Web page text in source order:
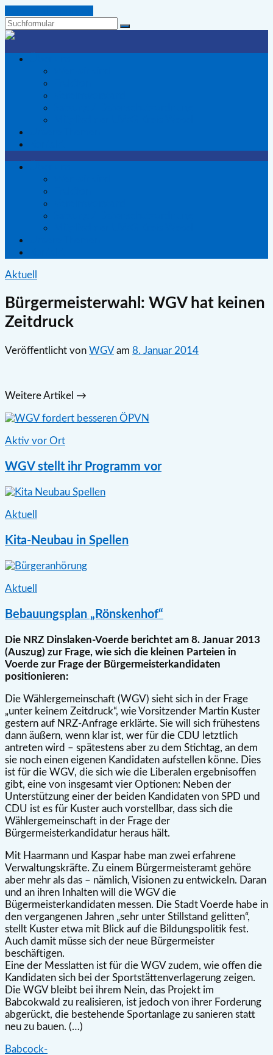
Suchen
Wir
Wählergemeinschaft
Voerde
Aktuell
Bürgermeisterwahl: WGV hat keinen
Zeitdruck
Veröffentlicht von WGV am 8. Januar 2014
Weitere Artikel →
Aktiv vor Ort
WGV stellt ihr Programm vor
Aktuell
Kita-Neubau in Spellen
Aktuell
Bebauungsplan „Rönskenhof“
Die NRZ Dinslaken-Voerde berichtet am 8. Januar 2013
(Auszug) zur Frage, wie sich die kleinen Parteien in
Voerde zur Frage der Bürgermeisterkandidaten
positionieren:
Die Wählergemeinschaft (WGV) sieht sich in der Frage
„unter keinem Zeitdruck“, wie Vorsitzender Martin Kuster
gestern auf NRZ-Anfrage erklärte. Sie will sich frühestens
dann äußern, wenn klar ist, wer für die CDU letztlich
antreten wird – spätestens aber zu dem Stichtag, an dem
sie noch einen eigenen Kandidaten aufstellen könne. Dies
ist für die WGV, die sich wie die Liberalen ergebnisoffen
gibt, eine von insgesamt vier Optionen: Neben der
Unterstützung einer der beiden Kandidaten von SPD und
CDU ist es für Kuster auch vorstellbar, dass sich die
Wählergemeinschaft in der Frage der
Bürgermeisterkandidatur heraus hält.
Mit Haarmann und Kaspar habe man zwei erfahrene
Verwaltungskräfte. Zu einem Bürgermeisteramt gehöre
aber mehr als das – nämlich, Visionen zu entwickeln. Daran
und an ihren Inhalten will die WGV die
Bügermeisterkandidaten messen. Die Stadt Voerde habe in
den vergangenen Jahren „sehr unter Stillstand gelitten“,
stellt Kuster etwa mit Blick auf die Bildungspolitik fest.
Auch damit müsse sich der neue Bürgermeister
beschäftigen.
Eine der Messlatten ist für die WGV zudem, wie offen die
Kandidaten sich bei der Sportstättenverlagerung zeigen.
Die WGV bleibt bei ihrem Nein, das Projekt im
Babcokwald zu realisieren, ist jedoch von ihrer Forderung
abgerückt, die bestehende Sportanlage zu sanieren statt
neu zu bauen. (…)
Babcock-